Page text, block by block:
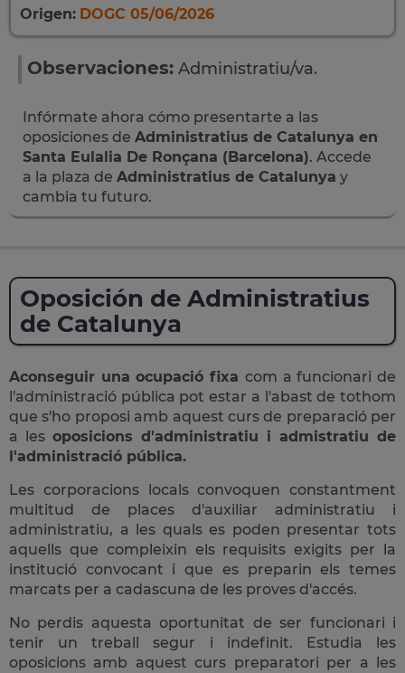
Origen: DOGC 05/06/2026
Observaciones: Administratiu/va.
Infórmate ahora cómo presentarte a las
oposiciones de Administratius de Catalunya en
Santa Eulalia De Ronçana (Barcelona). Accede
a la plaza de Administratius de Catalunya y
cambia tu futuro.
Oposición de Administratius
de Catalunya
Aconseguir una ocupació fixa com a funcionari de
l'administració pública pot estar a l'abast de tothom
que s'ho proposi amb aquest curs de preparació per
a les oposicions d'administratiu i admistratiu de
l'administració pública.
Les corporacions locals convoquen constantment
multitud de places d'auxiliar administratiu i
administratiu, a les quals es poden presentar tots
aquells que compleixin els requisits exigits per la
institució convocant i que es preparin els temes
marcats per a cadascuna de les proves d'accés.
No perdis aquesta oportunitat de ser funcionari i
tenir un treball segur i indefinit. Estudia les
oposicions amb aquest curs preparatori per a les